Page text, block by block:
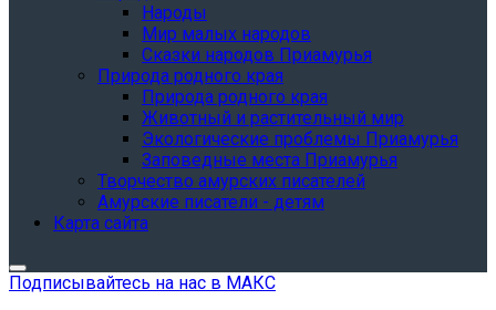
Народы
Мир малых народов
Сказки народов Приамурья
Природа родного края
Природа родного края
Животный и растительный мир
Экологические проблемы Приамурья
Заповедные места Приамурья
Творчество амурских писателей
Амурские писатели - детям
Карта сайта
Подписывайтесь на нас в МАКС